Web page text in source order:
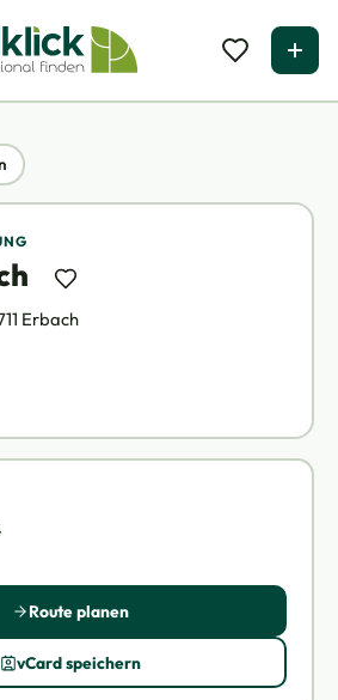
Erbach
Route planen
vCard speichern